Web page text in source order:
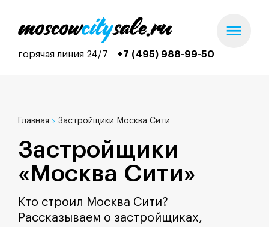
горячая линия 24/7 +7 (495) 988-99-50
Главная Застройщики Москва Cити
Застройщики
«Москва Cити»
Кто строил Москва Сити?
Рассказываем о застройщиках,